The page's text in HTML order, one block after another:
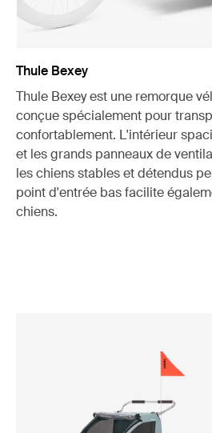
Thule Bexey
Thule Bexey est une remorque
conçue spécialement pour
confortablement. L'intérieur
et les grands panneaux de
les chiens stables et détendus
point d'entrée bas facilite
chiens.